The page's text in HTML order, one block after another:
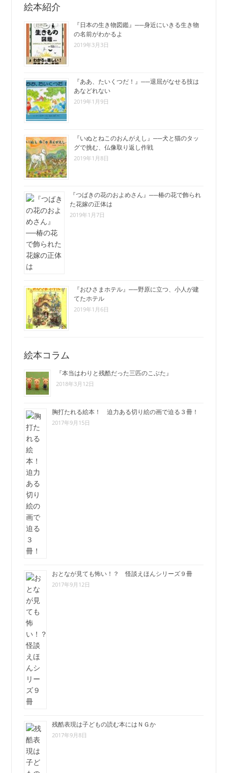
絵本紹介
『日本の生き物図鑑』──身近にいきる生き物
の名前がわかるよ
2019年3月3日
『ああ、たいくつだ！』──退屈がなせる技は
あなどれない
2019年1月9日
『いぬとねこのおんがえし』──犬と猫のタッ
グで挑む、仏像取り返し作戦
2019年1月8日
『つばきの花のおよめさん』──椿の花で飾られ
た花嫁の正体は
2019年1月7日
『おひさまホテル』──野原に立つ、小人が建
てたホテル
2019年1月6日
絵本コラム
『本当はわりと残酷だった三匹のこぶた』
2018年3月12日
胸打たれる絵本！ 迫力ある切り絵の画で迫る３冊！
2017年9月15日
おとなが見ても怖い！？ 怪談えほんシリーズ９冊
2017年9月12日
残酷表現は子どもの読む本にはＮＧか
2017年9月8日